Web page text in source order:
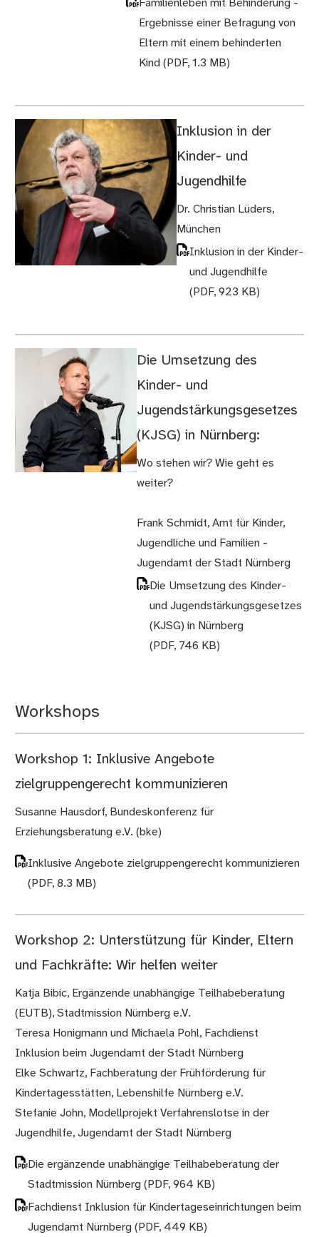
Familienleben mit Behinderung -
Ergebnisse einer Befragung von
Eltern mit einem behinderten
Kind(PDF, 1.3 MB)
Inklusion in der
Kinder- und
Jugendhilfe
Dr. Christian Lüders,
München
Inklusion in der Kinder-
und Jugendhilfe
(PDF, 923 KB)
Die Umsetzung des
Kinder- und
Jugendstärkungsgesetzes
(KJSG) in Nürnberg:
Wo stehen wir? Wie geht es
weiter?
Frank Schmidt, Amt für Kinder,
Jugendliche und Familien -
Jugendamt der Stadt Nürnberg
Die Umsetzung des Kinder-
und Jugendstärkungsgesetzes
(KJSG) in Nürnberg
(PDF, 746 KB)
Workshops
Workshop 1: Inklusive Angebote
zielgruppengerecht kommunizieren
Susanne Hausdorf, Bundeskonferenz für
Erziehungsberatung e.V. (bke)
Inklusive Angebote zielgruppengerecht kommunizieren
(PDF, 8.3 MB)
Workshop 2: Unterstützung für Kinder, Eltern
und Fachkräfte: Wir helfen weiter
Katja Bibic, Ergänzende unabhängige Teilhabeberatung
(EUTB), Stadtmission Nürnberg e.V.
Teresa Honigmann und Michaela Pohl, Fachdienst
Inklusion beim Jugendamt der Stadt Nürnberg
Elke Schwartz, Fachberatung der Frühförderung für
Kindertagesstätten, Lebenshilfe Nürnberg e.V.
Stefanie John, Modellprojekt Verfahrenslotse in der
Jugendhilfe, Jugendamt der Stadt Nürnberg
Die ergänzende unabhängige Teilhabeberatung der
Stadtmission Nürnberg(PDF, 964 KB)
Fachdienst Inklusion für Kindertageseinrichtungen beim
Jugendamt Nürnberg(PDF, 449 KB)